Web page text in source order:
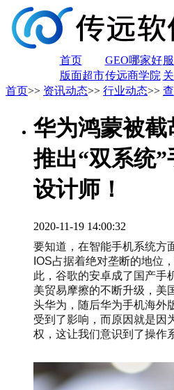
首页 GEO哪家好
版面超市传远商学院
首页>> 资讯动态>> 行业动态>>
华为鸿蒙被
推出“双系统
设计师！
2020-11-19 14:00:32
要知道，在智能手机系统方
IOS占据着绝对垄断的地位
此，谷歌的安卓成了国产手
美贸易摩擦的不断升级，美
头华为，随后华为手机海外
受到了影响，而原因就是因
权，这让我们意识到了操作